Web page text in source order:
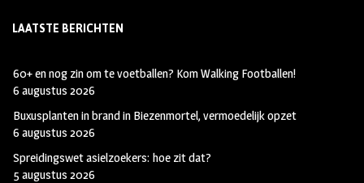
LAATSTE BERICHTEN
60+ en nog zin om te voetballen? Kom Walking Footballen!
6 augustus 2026
Buxusplanten in brand in Biezenmortel, vermoedelijk opzet
6 augustus 2026
Spreidingswet asielzoekers: hoe zit dat?
5 augustus 2026